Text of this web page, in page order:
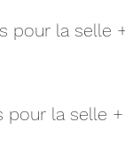
pour la selle
pour la selle